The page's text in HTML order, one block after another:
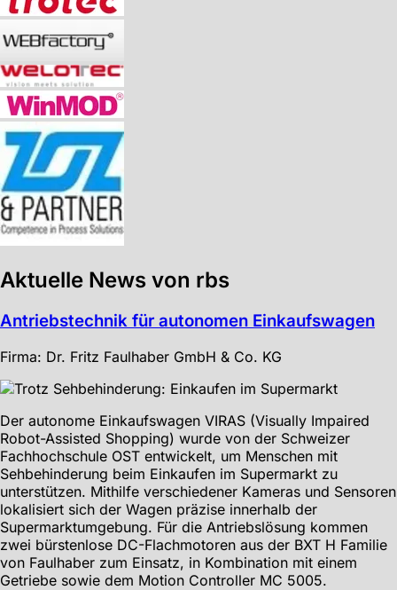
Aktuelle News von rbs
Antriebstechnik für autonomen Einkaufswagen
Firma: Dr. Fritz Faulhaber GmbH & Co. KG
Der autonome Einkaufswagen VIRAS (Visually Impaired
Robot-Assisted Shopping) wurde von der Schweizer
Fachhochschule OST entwickelt, um Menschen mit
Sehbehinderung beim Einkaufen im Supermarkt zu
unterstützen. Mithilfe verschiedener Kameras und Sensoren
lokalisiert sich der Wagen präzise innerhalb der
Supermarktumgebung. Für die Antriebslösung kommen
zwei bürstenlose DC-Flachmotoren aus der BXT H Familie
von Faulhaber zum Einsatz, in Kombination mit einem
Getriebe sowie dem Motion Controller MC 5005.